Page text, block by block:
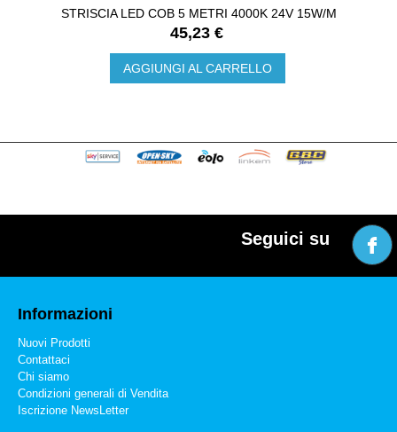
STRISCIA LED COB 5 METRI 4000K 24V 15W/M
45,23 €
AGGIUNGI AL CARRELLO
Seguici su
Informazioni
Nuovi Prodotti
Contattaci
Chi siamo
Condizioni generali di Vendita
Iscrizione NewsLetter